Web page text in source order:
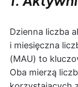
Dzienna liczba
i miesięczna
(MAU) to
Oba mierzą